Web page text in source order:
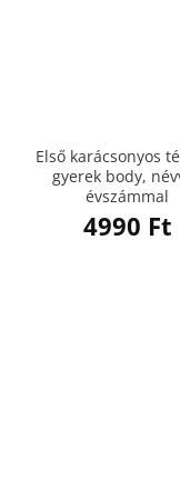
Első karácsonyos
gyerek body,
évszámmal
4990 Ft